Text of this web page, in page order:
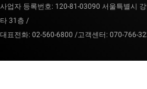
사업자 등록번호: 120-81-03090 서울특별시
타 31층 /
대표전화: 02-560-6800 /고객센터: 070-766-